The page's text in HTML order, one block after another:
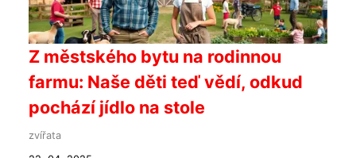
Z městského bytu na rodinnou
farmu: Naše děti teď vědí, odkud
pochází jídlo na stole
zvířata